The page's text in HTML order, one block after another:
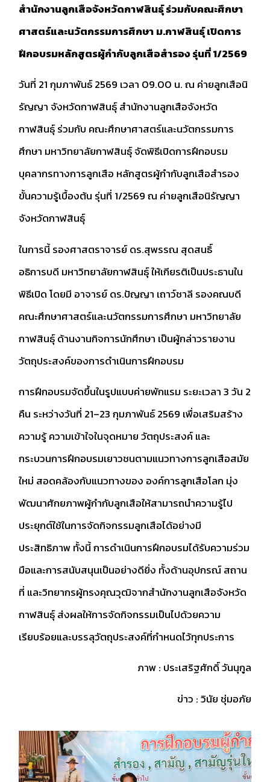
สำนักงานลูกเสือจังหวัดกาฬสินธุ์ ร่วมกับคณะศึกษา
ศาสตร์และนวัตกรรมการศึกษาม.กาฬสินธุ์ เปิดการ
ฝึกอบรมหลักสูตรผู้กำกับลูกเสือสำรอง รุ่นที่ 1/2569
วันที่ 21 กุมภาพันธ์ 2569 เวลา 09.00 น. ณ ค่ายลูกเสือนิ
รัญญา จังหวัดกาฬสินธุ์ สำนักงานลูกเสือจังหวัด
กาฬสินธุ์ ร่วมกับ คณะศึกษาศาสตร์และนวัตกรรมการ
ศึกษา มหาวิทยาลัยกาฬสินธุ์ จัดพิธีเปิดการฝึกอบรม
บุคลากรทางการลูกเสือ หลักสูตรผู้กำกับลูกเสือสำรอง
ขั้นความรู้เบื้องต้น รุ่นที่ 1/2569 ณ ค่ายลูกเสือนิรัญญา
จังหวัดกาฬสินธุ์
ในการนี้ รองศาสตราจารย์ ดร.สุพรรณ สุดสนธิ์
อธิการบดี มหาวิทยาลัยกาฬสินธุ์ ให้เกียรติเป็นประธานใน
พิธีเปิด โดยมี อาจารย์ ดร.ปัญญา เถาว์ชาลี รองคณบดี
คณะศึกษาศาสตร์และนวัตกรรมการศึกษา มหาวิทยาลัย
กาฬสินธุ์ ด้านงานกิจการนักศึกษา เป็นผู้กล่าวรายงาน
วัตถุประสงค์ของการดำเนินการฝึกอบรม
การฝึกอบรมจัดขึ้นในรูปแบบค่ายพักแรม ระยะเวลา 3 วัน 2
คืน ระหว่างวันที่ 21–23 กุมภาพันธ์ 2569 เพื่อเสริมสร้าง
ความรู้ ความเข้าใจในจุดหมาย วัตถุประสงค์ และ
กระบวนการฝึกอบรมเยาวชนตามแนวทางการลูกเสือสมัย
ใหม่ สอดคล้องกับแนวทางของ องค์การลูกเสือโลก มุ่ง
พัฒนาศักยภาพผู้กำกับลูกเสือให้สามารถนำความรู้ไป
ประยุกต์ใช้ในการจัดกิจกรรมลูกเสือได้อย่างมี
ประสิทธิภาพ ทั้งนี้ การดำเนินการฝึกอบรมได้รับความร่วม
มือและการสนับสนุนเป็นอย่างดียิ่ง ทั้งด้านอุปกรณ์ สถาน
ที่ และวิทยากรผู้ทรงคุณวุฒิจากสำนักงานลูกเสือจังหวัด
กาฬสินธุ์ ส่งผลให้การจัดกิจกรรมเป็นไปด้วยความ
เรียบร้อยและบรรลุวัตถุประสงค์ที่กำหนดไว้ทุกประการ
ภาพ : ประเสริฐศักดิ์ วันนุกูล
ข่าว : วินัย ชุ่มอภัย